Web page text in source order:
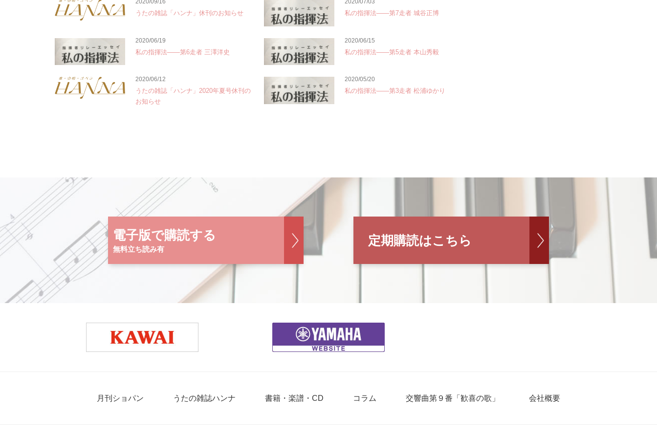
2020/09/16
うたの雑誌「ハンナ」休刊のお知らせ
2020/07/03
私の指揮法――第7走者 城谷正博
2020/06/19
私の指揮法――第6走者 三澤洋史
2020/06/15
私の指揮法――第5走者 本山秀毅
2020/06/12
うたの雑誌「ハンナ」2020年夏号休刊の
お知らせ
2020/05/20
私の指揮法――第3走者 松浦ゆかり
電子版で購読する
無料立ち読み有
定期購読はこちら
月刊ショパン うたの雑誌ハンナ 書籍・楽譜・CD コラム 交響曲第９番「歓喜の歌」 会社概要